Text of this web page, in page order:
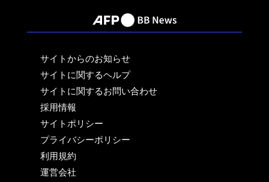
サイトからのお知らせ
サイトに関するヘルプ
サイトに関するお問い合わせ
採用情報
サイトポリシー
プライバシーポリシー
利用規約
運営会社